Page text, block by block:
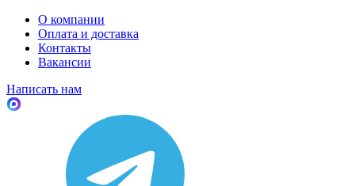
О компании
Оплата и доставка
Контакты
Вакансии
Написать нам